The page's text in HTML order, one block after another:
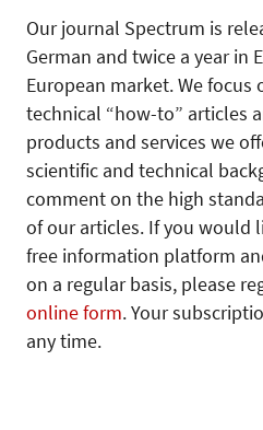
Our journal Spectrum is
German and twice a year in
European market. We focus
technical “how-to” articles
products and services we
scientific and technical
comment on the high
of our articles. If you would
free information platform
on a regular basis, please
online form. Your
any time.